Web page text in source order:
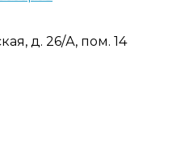
д. 26/А, пом. 14